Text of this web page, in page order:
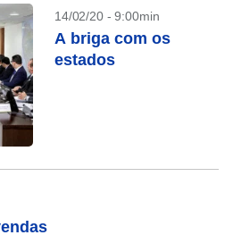
14/02/20 - 9:00min
A briga com os
estados